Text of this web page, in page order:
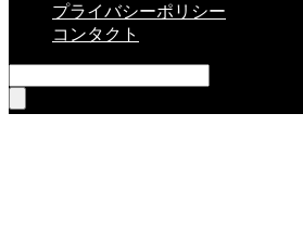
プライバシーポリシー
コンタクト